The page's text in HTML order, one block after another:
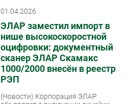
01.04.2026
ЭЛАР заместил импорт в
нише высокоскоростной
оцифровки: документный
сканер ЭЛАР Скамакс
1000/2000 внесён в реестр
РЭП
(Новости) Корпорация ЭЛАР